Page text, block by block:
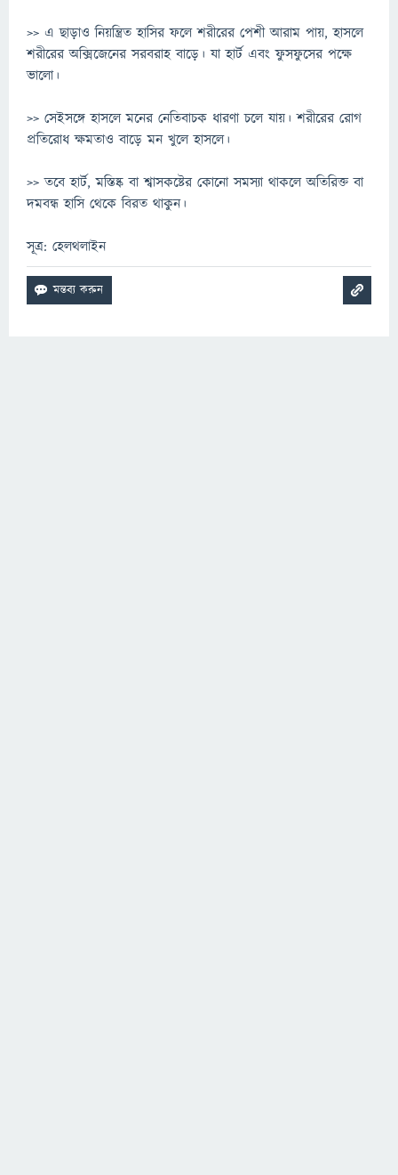
>> এ ছাড়াও নিয়ন্ত্রিত হাসির ফলে শরীরের পেশী আরাম পায়, হাসলে
শরীরের অক্সিজেনের সরবরাহ বাড়ে। যা হার্ট এবং ফুসফুসের পক্ষে
ভালো।
>> সেইসঙ্গে হাসলে মনের নেতিবাচক ধারণা চলে যায়। শরীরের রোগ
প্রতিরোধ ক্ষমতাও বাড়ে মন খুলে হাসলে।
>> তবে হার্ট, মস্তিষ্ক বা শ্বাসকষ্টের কোনো সমস্যা থাকলে অতিরিক্ত বা
দমবন্ধ হাসি থেকে বিরত থাকুন।
সূত্র: হেলথলাইন